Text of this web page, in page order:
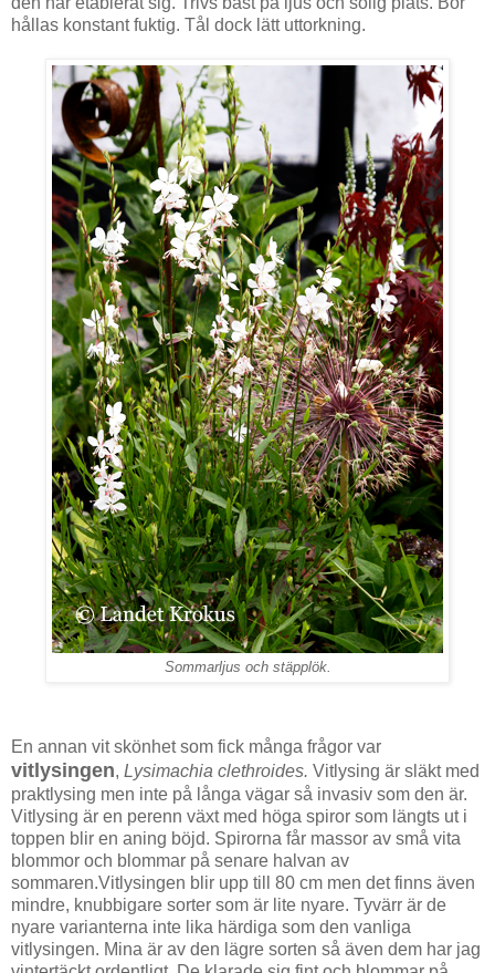
hållas konstant fuktig. Tål dock lätt uttorkning.
Sommarljus och stäpplök.
En annan vit skönhet som fick många frågor var
vitlysingen, Lysimachia clethroides. Vitlysing är släkt med
praktlysing men inte på långa vägar så invasiv som den är.
Vitlysing är en perenn växt med höga spiror som längts ut i
toppen blir en aning böjd. Spirorna får massor av små vita
blommor och blommar på senare halvan av
sommaren.Vitlysingen blir upp till 80 cm men det finns även
mindre, knubbigare sorter som är lite nyare. Tyvärr är de
nyare varianterna inte lika härdiga som den vanliga
vitlysingen. Mina är av den lägre sorten så även dem har jag